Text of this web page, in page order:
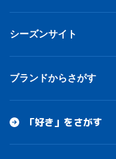
シーズンサイト
ブランドからさがす
「好き」をさがす